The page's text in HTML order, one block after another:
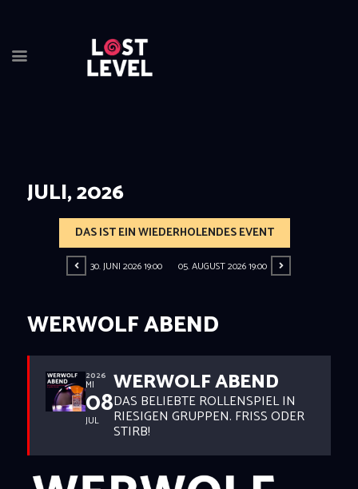
HOME
NEWS
DRINKS
EVENTS
ABOUT
RESERVIERUNG
JULI, 2026
DAS IST EIN WIEDERHOLENDES EVENT
30. JUNI 2026 19:00 05. AUGUST 2026 19:00
WERWOLF ABEND
2026
MI
08
JUL
WERWOLF ABEND
DAS BELIEBTE ROLLENSPIEL IN
RIESIGEN GRUPPEN. FRISS ODER
STIRB!